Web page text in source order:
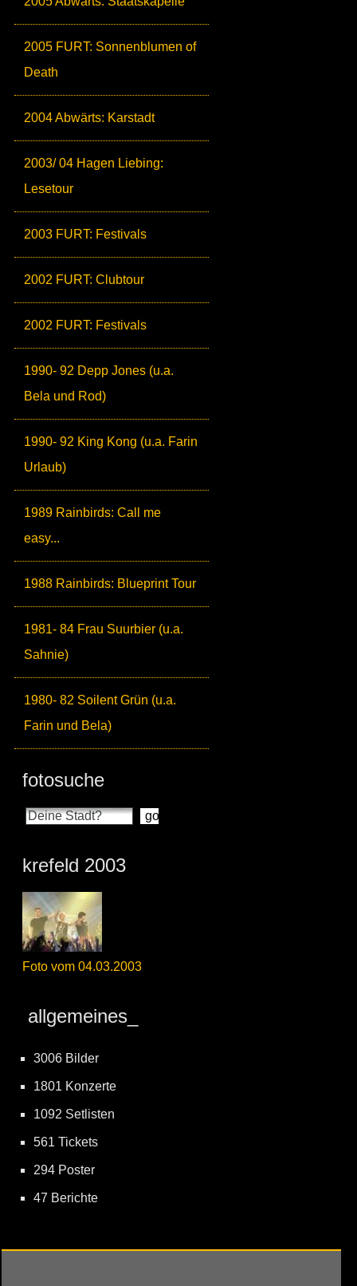
2005 FURT: Sonnenblumen of
Death
2004 Abwärts: Karstadt
2003/ 04 Hagen Liebing:
Lesetour
2003 FURT: Festivals
2002 FURT: Clubtour
2002 FURT: Festivals
1990- 92 Depp Jones (u.a.
Bela und Rod)
1990- 92 King Kong (u.a. Farin
Urlaub)
1989 Rainbirds: Call me
easy...
1988 Rainbirds: Blueprint Tour
1981- 84 Frau Suurbier (u.a.
Sahnie)
1980- 82 Soilent Grün (u.a.
Farin und Bela)
fotosuche
krefeld 2003
Foto vom 04.03.2003
allgemeines_
3006 Bilder
1801 Konzerte
1092 Setlisten
561 Tickets
294 Poster
47 Berichte